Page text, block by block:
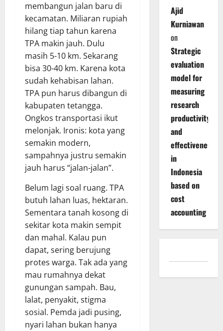
membangun jalan baru di
kecamatan. Miliaran rupiah
hilang tiap tahun karena
TPA makin jauh. Dulu
masih 5-10 km. Sekarang
bisa 30-40 km. Karena kota
sudah kehabisan lahan.
TPA pun harus dibangun di
kabupaten tetangga.
Ongkos transportasi ikut
melonjak. Ironis: kota yang
semakin modern,
sampahnya justru semakin
jauh harus “jalan-jalan”.
Belum lagi soal ruang. TPA
butuh lahan luas, hektaran.
Sementara tanah kosong di
sekitar kota makin sempit
dan mahal. Kalau pun
dapat, sering berujung
protes warga. Tak ada yang
mau rumahnya dekat
gunungan sampah. Bau,
lalat, penyakit, stigma
sosial. Pemda jadi pusing,
nyari lahan bukan hanya
Ajid
Kurniawan
on
Strategic
evaluation
model for
measuring
research
productivity
and
effectiveness
in
Indonesia
based on
cost
accounting